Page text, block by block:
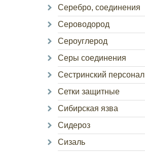
Серебро, соединения
Сероводород
Сероуглерод
Серы соединения
Сестринский персонал
Сетки защитные
Сибирская язва
Сидероз
Сизаль